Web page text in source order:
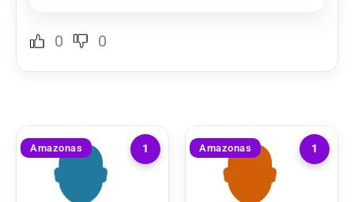
0 0
1
Amazonas 1
Amazonas